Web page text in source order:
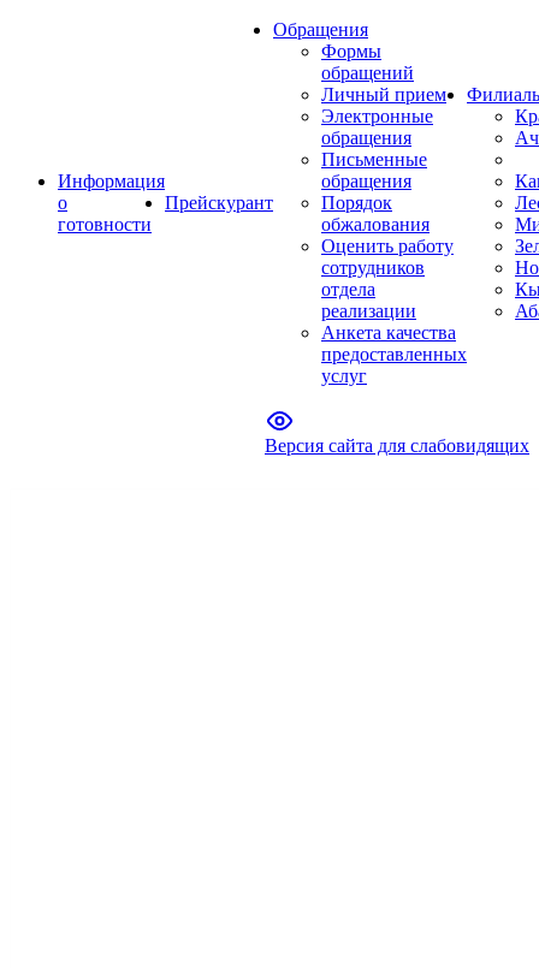
Информация
о
готовности
Прейскурант
Обращения
Формы
обращений
Личный прием
Электронные
обращения
Письменные
обращения
Порядок
обжалования
Оценить работу
сотрудников
отдела
реализации
Анкета качества
предоставленных
услуг
Версия сайта для слабовидящих